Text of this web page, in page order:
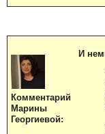
Комментарий
Марины
Георгиевой:
И